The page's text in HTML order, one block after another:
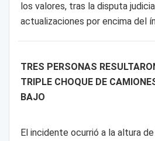
los valores, tras la disputa
actualizaciones por encima del
TRES PERSONAS
TRIPLE CHOQUE DE
BAJO
El incidente ocurrió a la altura